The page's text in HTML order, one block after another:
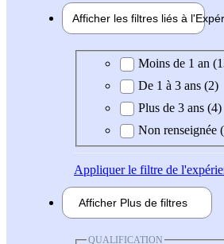
Afficher les filtres liés à l'
Expérience demandée
Moins de 1 an
De 1 à 3 ans (2)
Plus de 3 ans (4)
Non renseignée
Appliquerle filtre de
Afficher Plus de filtres
QUALIFICATION